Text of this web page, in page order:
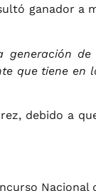
ganador a
generación
que tiene en
debido a
Nacional